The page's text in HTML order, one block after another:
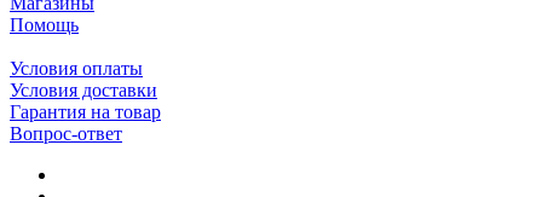
Помощь
Условия оплаты
Условия доставки
Гарантия на товар
Вопрос-ответ